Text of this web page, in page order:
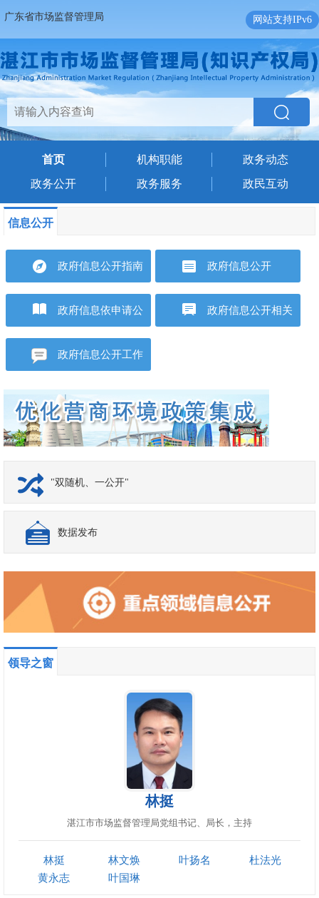
广东省市场监督管理局 网站支持IPv6
首页 机构职能
政务动态
政务公开
政务服务 政民互动
信息公开
政府信息公开指南 政府信息公开
政府信息依申请公 政府信息公开相关
政府信息公开工作
年度报告
"双随机、一公开"
数据发布
领导之窗
林挺
湛江市市场监督管理局党组书记、局长，主持
林挺 林文焕 叶扬名
杜法光
黄永志
叶国琳